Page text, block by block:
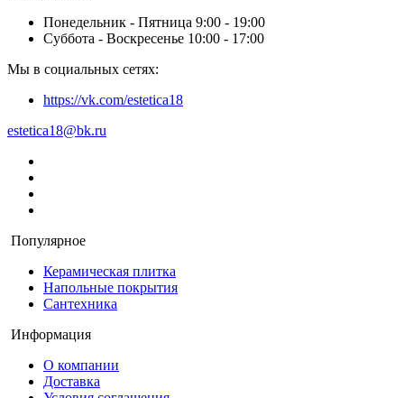
Понедельник - Пятница 9:00 - 19:00
Суббота - Воскресенье 10:00 - 17:00
Мы в социальных сетях:
https://vk.com/estetica18
estetica18@bk.ru
Популярное
Керамическая плитка
Напольные покрытия
Сантехника
Информация
О компании
Доставка